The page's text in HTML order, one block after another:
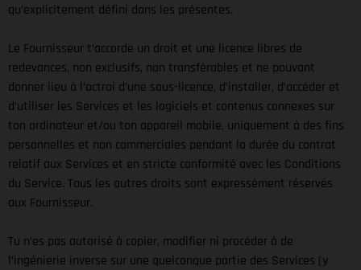
qu’explicitement défini dans les présentes.
Le Fournisseur t’accorde un droit et une licence libres de
redevances, non exclusifs, non transférables et ne pouvant
donner lieu à l’octroi d’une sous-licence, d’installer, d’accéder et
d’utiliser les Services et les logiciels et contenus connexes sur
ton ordinateur et/ou ton appareil mobile, uniquement à des fins
personnelles et non commerciales pendant la durée du contrat
relatif aux Services et en stricte conformité avec les Conditions
du Service. Tous les autres droits sont expressément réservés
aux Fournisseur.
Tu n’es pas autorisé à copier, modifier ni procéder à de
l’ingénierie inverse sur une quelconque partie des Services (y